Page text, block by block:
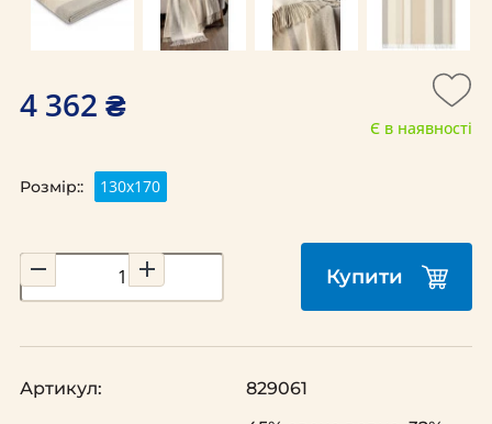
4 362 ₴
Є в наявності
Розмір:: 130x170
Купити
Артикул: 829061